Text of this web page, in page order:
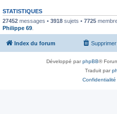
STATISTIQUES
27452 messages • 3918 sujets • 7725
Philippe 69
Index du forum
Développé parphpBB®
Traduit par
Confidentialité